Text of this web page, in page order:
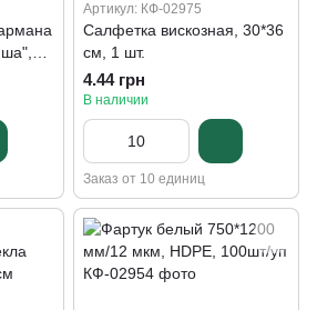
Артикул: КФ-02975
Салфетка вискозная, 30*36
см, 1 шт.
4.44 грн
В наличии
Заказ от 10 единиц